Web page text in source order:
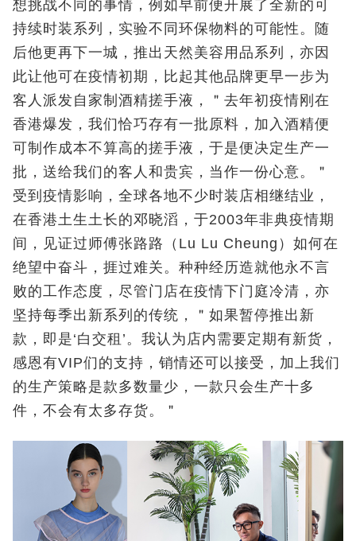
想挑战不同的事情，例如早前便开展了全新的可
持续时装系列，实验不同环保物料的可能性。随
后他更再下一城，推出天然美容用品系列，亦因
此让他可在疫情初期，比起其他品牌更早一步为
客人派发自家制酒精搓手液，＂去年初疫情刚在
香港爆发，我们恰巧存有一批原料，加入酒精便
可制作成本不算高的搓手液，于是便决定生产一
批，送给我们的客人和贵宾，当作一份心意。＂
受到疫情影响，全球各地不少时装店相继结业，
在香港土生土长的邓晓滔，于2003年非典疫情期
间，见证过师傅张路路（Lu Lu Cheung）如何在
绝望中奋斗，捱过难关。种种经历造就他永不言
败的工作态度，尽管门店在疫情下门庭冷清，亦
坚持每季出新系列的传统，＂如果暂停推出新
款，即是‘白交租’。我认为店内需要定期有新货，
感恩有VIP们的支持，销情还可以接受，加上我们
的生产策略是款多数量少，一款只会生产十多
件，不会有太多存货。＂